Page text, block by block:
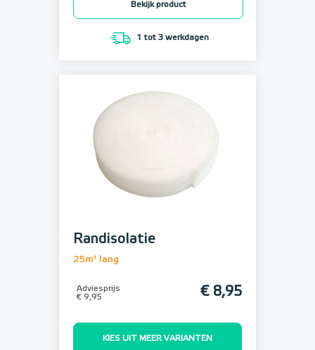
Bekijk product
1 tot 3 werkdagen
Randisolatie
25m¹ lang
Adviesprijs
€ 9,95
€ 8,95
KIES UIT MEER VARIANTEN